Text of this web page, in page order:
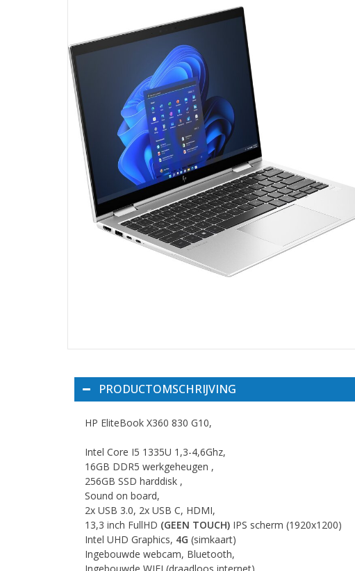
PRODUCTOMSCHRIJVING
HP EliteBook X360 830 G10,
Intel Core I5 1335U 1,3-4,6Ghz,
16GB DDR5 werkgeheugen ,
256GB SSD harddisk ,
Sound on board,
2x USB 3.0, 2x USB C, HDMI,
13,3 inch FullHD (GEEN TOUCH) IPS scherm (1920x1200)
Intel UHD Graphics, 4G (simkaart)
Ingebouwde webcam, Bluetooth,
Ingebouwde WIFI (draadloos internet)